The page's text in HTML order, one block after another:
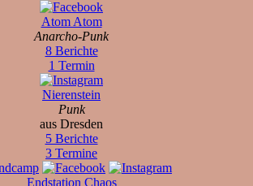
Atom Atom
Anarcho-Punk
8 Berichte
1 Termin
Nierenstein
Punk
aus Dresden
5 Berichte
3 Termine
Endstation Chaos